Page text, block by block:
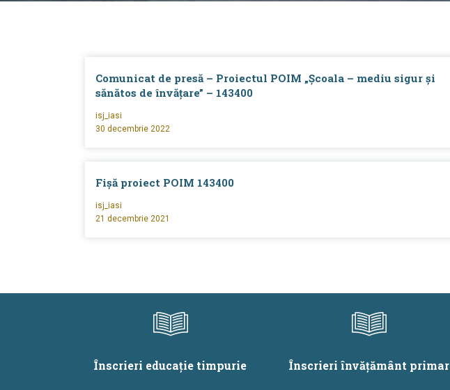
Comunicat de presă – Proiectul POIM „Școala – mediu sigur și
sănătos de învățare” – 143400
isj_iasi
30 decembrie 2022
Fișă proiect POIM 143400
isj_iasi
21 decembrie 2021
Înscrieri educație timpurie Înscrieri învățământ primar